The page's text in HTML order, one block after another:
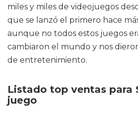
miles y miles de videojuegos
que se lanzó el primero hace
aunque no todos estos juegos
cambiaron el mundo y nos
de entretenimiento.
Listado top ventas para
juego